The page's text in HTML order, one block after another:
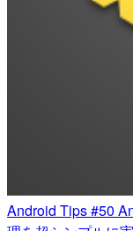
Android Tips #50